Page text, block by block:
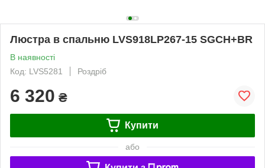
Люстра в спальню LVS918LP267-15 SGCH+BR
В наявності
Код: LVS5281
Роздріб
6 320 ₴
Купити
або